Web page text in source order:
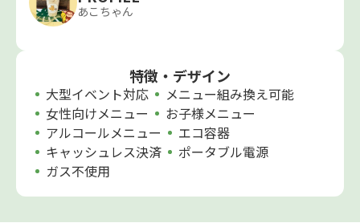
あこちゃん
特徴・デザイン
大型イベント対応
メニュー組み換え可能
女性向けメニュー
お子様メニュー
アルコールメニュー
エコ容器
キャッシュレス決済
ポータブル電源
ガス不使用